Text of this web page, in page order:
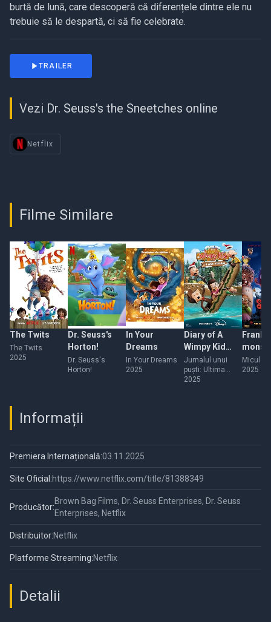
burtă de lună, care descoperă că diferențele dintre ele nu
trebuie să le despartă, ci să fie celebrate.
TRAILER
Vezi Dr. Seuss's the Sneetches online
Netflix
Filme Similare
The Twits
The Twits
2025
Dr. Seuss's
Horton!
Dr. Seuss's
Horton!
In Your
Dreams
In Your Dreams
2025
Diary of A
Wimpy Kid
Christmas:
The Last
Straw
Jurnalul unui
puști: Ultima
Picǎturǎ
2025
Micul
2025
Informații
Premiera Internațională:03.11.2025
Site Oficial:https://www.netflix.com/title/81388349
Producător:
Brown Bag Films, Dr. Seuss Enterprises, Dr. Seuss
Enterprises, Netflix
Distribuitor:Netflix
Platforme Streaming:Netflix
Detalii